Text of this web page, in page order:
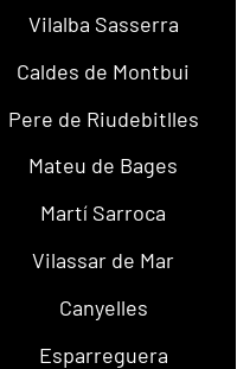
Vilalba Sasserra
Caldes de Montbui
Pere de Riudebitlles
Mateu de Bages
Martí Sarroca
Vilassar de Mar
Canyelles
Esparreguera